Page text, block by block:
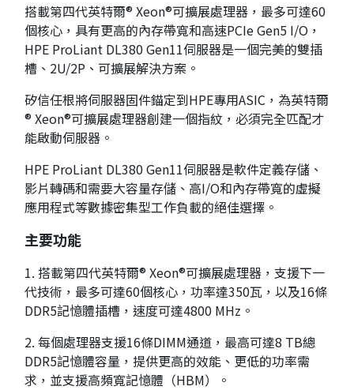
搭載第四代英特爾® Xeon®可擴展處理器，最多可達60
個核心，具有更高的內存帶寬和高速PCIe Gen5 I/O，
HPE ProLiant DL380 Gen11伺服器是一個完美的雙插
槽、2U/2P、可擴展解決方案。
矽信任根將伺服器固件錨定到HPE專用ASIC，為英特爾
® Xeon®可擴展處理器創建一個指紋，必須完全匹配才
能啟動伺服器。
HPE ProLiant DL380 Gen11伺服器是軟件定義存儲、
影片轉碼和需要大容量存儲、高I/O和內存帶寬的虛擬
應用程式等數據密集型工作負載的絕佳選擇。
主要功能
1. 搭載第四代英特爾® Xeon®可擴展處理器，支援下一
代技術，最多可達60個核心，功率達350瓦，以及16條
DDR5記憶體插槽，速度可達4800 MHz。
2. 每個處理器支援16條DIMM通道，最高可達8 TB總
DDR5記憶體容量，提供更高的效能、更低的功率需
求，並支援高頻寬記憶體（HBM）。